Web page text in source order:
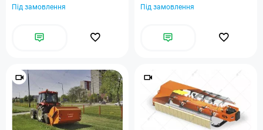
Під замовлення Під замовлення